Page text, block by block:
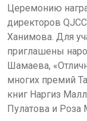
Церемонию
директоров
Ханимова. Для
приглашены
Шамаева,
многих премий
книг Наргиз
Пулатова и Роза